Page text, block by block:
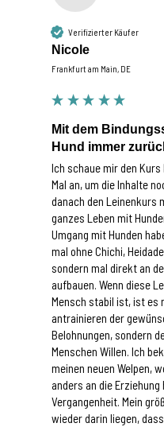
Verifizierter Käufer
Nicole
Frankfurt am Main, DE
Mit dem
Hund immer
Ich schaue mir den
Mal an, um die Inhalte
danach den Leinenkurs
ganzes Leben mit
Umgang mit Hunden
mal ohne Chichi,
sondern mal direkt an
aufbauen. Wenn diese
Mensch stabil ist, ist es
antrainieren der
Belohnungen, sondern
Menschen Willen. Ich
meinen neuen Welpen,
anders an die Erziehung
Vergangenheit. Mein
wieder darin liegen,